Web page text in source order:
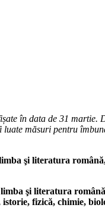
în data de 31 martie.
măsuri pentru
şi literatura
limba şi literatura
fizică, chimie,